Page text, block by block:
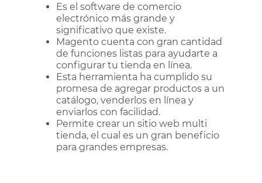
Es el software de comercio
electrónico más grande y
significativo que existe.
Magento cuenta con gran cantidad
de funciones listas para ayudarte a
configurar tu tienda en línea.
Esta herramienta ha cumplido su
promesa de agregar productos a un
catálogo, venderlos en línea y
enviarlos con facilidad.
Permite crear un sitio web multi
tienda, el cual es un gran beneficio
para grandes empresas.